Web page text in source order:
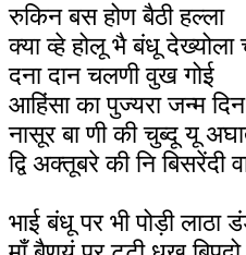
रुकिन बस होण बैठी हल्ला
क्या व्हे होलू भै बंधू देख्योला
दना दान चलणी वुख गोई
आहिंसा का पुज्यरा जन्म
नासूर बा णी की चुब्दू यू
द्वि अक्तूबरे की नि बिसरेंदी
भाई बंधू पर भी पोड़ी लाठा